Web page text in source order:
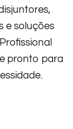
e soluções
pronto para